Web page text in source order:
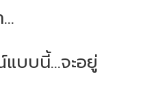
บบนี้...จะอยู่